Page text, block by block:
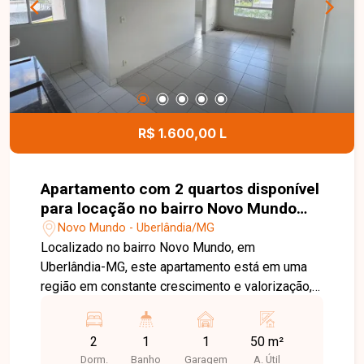
oferecendo mais praticidade ao locatário. Entre
em contato com a Delta Imóveis e agende sua
visita. Nossa equipe está pronta para apresentar
todos os detalhes deste imóvel e ajudar você a
encontrar o imóvel ideal para morar com conforto
e praticidade.
R$ 1.600,00 L
Apartamento com 2 quartos disponível
para locação no bairro Novo Mundo
em Uberlândia-MG
Novo Mundo - Uberlândia/MG
Localizado no bairro Novo Mundo, em
Uberlândia-MG, este apartamento está em uma
região em constante crescimento e valorização,
próximo a supermercados, escolas, farmácias,
academias, restaurantes e diversos comércios e
2
Dorm.
1
Banho
1
Garagem
50 m²
A. Útil